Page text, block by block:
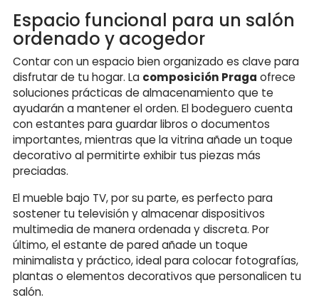
Espacio funcional para un salón
ordenado y acogedor
Contar con un espacio bien organizado es clave para
disfrutar de tu hogar. La composición Praga ofrece
soluciones prácticas de almacenamiento que te
ayudarán a mantener el orden. El bodeguero cuenta
con estantes para guardar libros o documentos
importantes, mientras que la vitrina añade un toque
decorativo al permitirte exhibir tus piezas más
preciadas.
El mueble bajo TV, por su parte, es perfecto para
sostener tu televisión y almacenar dispositivos
multimedia de manera ordenada y discreta. Por
último, el estante de pared añade un toque
minimalista y práctico, ideal para colocar fotografías,
plantas o elementos decorativos que personalicen tu
salón.